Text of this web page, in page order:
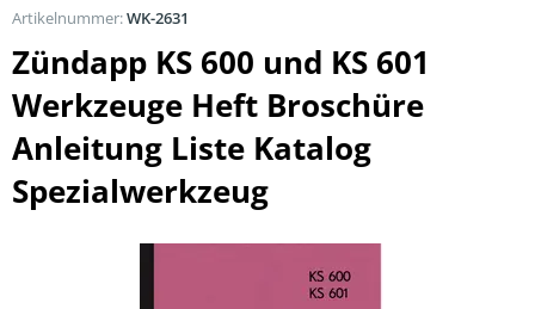
Zündapp KS 600 und KS 601
Werkzeuge Heft Broschüre
Anleitung Liste Katalog
Spezialwerkzeug
Artikelnummer:WK-2631